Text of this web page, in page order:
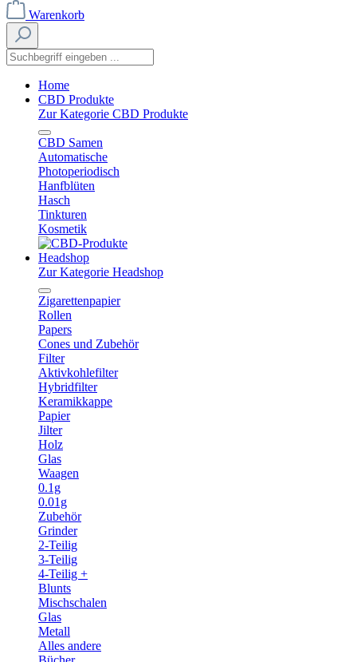
Warenkorb
Home
CBD Produkte
Zur Kategorie CBD Produkte
CBD Samen
Automatische
Photoperiodisch
Hanfblüten
Hasch
Tinkturen
Kosmetik
Headshop
Zur Kategorie Headshop
Zigarettenpapier
Rollen
Papers
Cones und Zubehör
Filter
Aktivkohlefilter
Hybridfilter
Keramikkappe
Papier
Jilter
Holz
Glas
Waagen
0.1g
0.01g
Zubehör
Grinder
2-Teilig
3-Teilig
4-Teilig +
Blunts
Mischschalen
Glas
Metall
Alles andere